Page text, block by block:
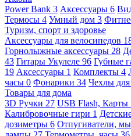
Power Bank 3 Аксессуары 6
Термосы 4 Умный дом 3
Туризм, спорт и здоровье
Аксессуары для велосипедов
Горнолыжные аксессуары 28
43 Гитары Укулеле 96 Губные
19 Аксессуары 1 Комплекты 4
часы 0 Фонарики 34 Чехлы для
Товары для дома
3D Ручки 27 USB Flash, Карты
Калибровочные гири 1
дозиметры 6 Отпугиватели,